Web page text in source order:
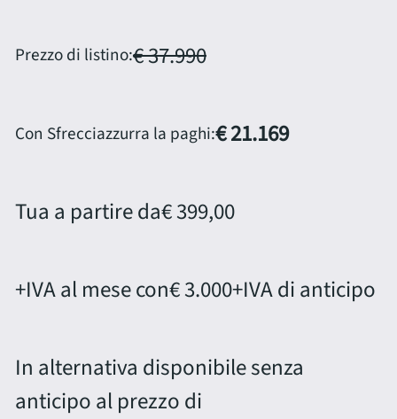
Prezzo di listino:€ 37.990
Con Sfrecciazzurra la paghi:€ 21.169
Tua a partire da€ 399,00
+IVA al mese con€ 3.000+IVA di anticipo
In alternativa disponibile senza
anticipo al prezzo di